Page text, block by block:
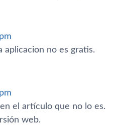
aplicacion no es gratis.
el artí­culo que no lo es.
web.